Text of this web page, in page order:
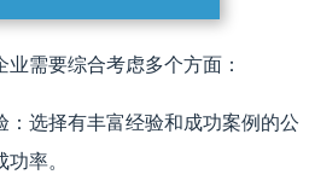
需要综合考虑多个方面：
：选择有丰富经验和成功案例的公
率。